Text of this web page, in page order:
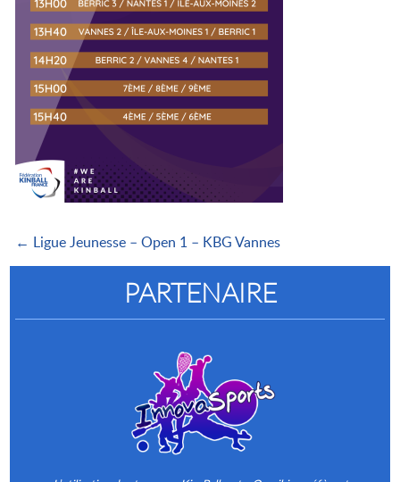
← Ligue Jeunesse – Open 1 – KBG Vannes
PARTENAIRE